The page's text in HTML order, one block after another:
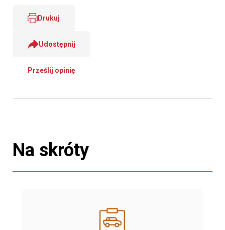
Drukuj
Udostępnij
Prześlij opinię
Na skróty